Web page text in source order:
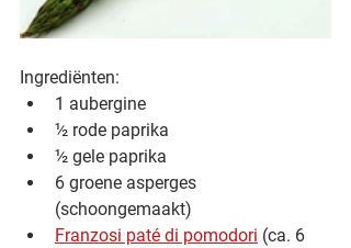
Ingrediënten:
1 aubergine
½ rode paprika
½ gele paprika
6 groene asperges
(schoongemaakt)
Franzosi paté di pomodori (ca. 6